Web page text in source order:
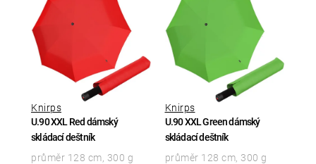
U.90 XXL Red dámský
skládací deštník
Knirps
průměr 128 cm, 300 g
U.90 XXL Green dámský
skládací deštník
Knirps
průměr 128 cm, 300 g